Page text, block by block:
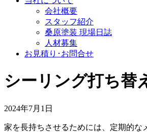
会社概要
スタッフ紹介
桑原塗装 現場日誌
人材募集
お見積り･お問合せ
シーリング打ち替
2024年7月1日
家を長持ちさせるためには、定期的な